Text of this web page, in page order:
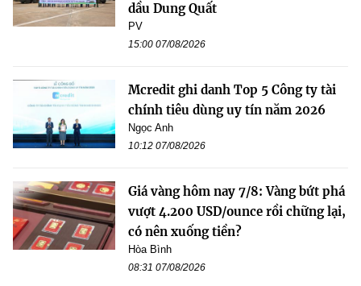
dầu Dung Quất
PV
15:00 07/08/2026
Mcredit ghi danh Top 5 Công ty tài
chính tiêu dùng uy tín năm 2026
Ngọc Anh
10:12 07/08/2026
Giá vàng hôm nay 7/8: Vàng bứt phá
vượt 4.200 USD/ounce rồi chững lại,
có nên xuống tiền?
Hòa Bình
08:31 07/08/2026